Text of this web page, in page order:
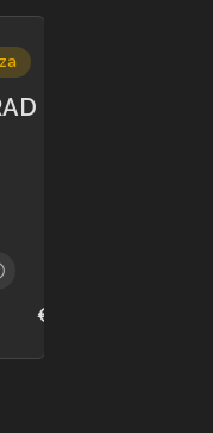
€30,00 -